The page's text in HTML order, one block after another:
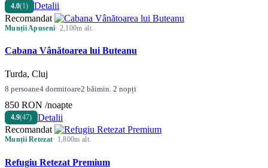
4.0(1)
Detalii
Recomandat
Munții Apuseni· 2,100m alt.
Cabana Vânătoarea lui Buteanu
Turda, Cluj
8 persoane4 dormitoare2 băimin. 2 nopți
850 RON /noapte
4.9(47)
Detalii
Recomandat
Munții Retezat· 1,800m alt.
Refugiu Retezat Premium